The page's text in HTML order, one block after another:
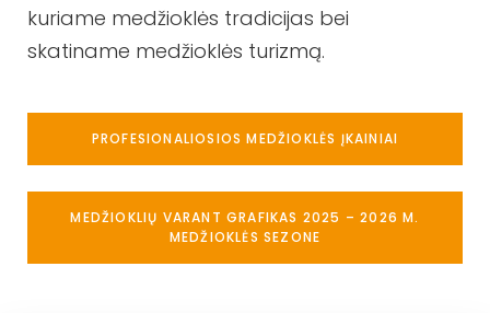
kuriame medžioklės tradicijas bei
skatiname medžioklės turizmą.
PROFESIONALIOSIOS MEDŽIOKLĖS ĮKAINIAI
MEDŽIOKLIŲ VARANT GRAFIKAS 2025 – 2026 M.
MEDŽIOKLĖS SEZONE